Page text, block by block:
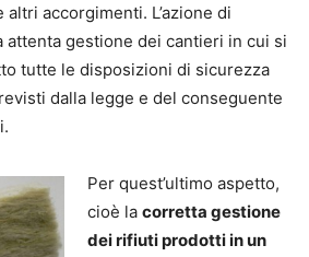
accorgimenti. L’azione di
attenta gestione dei cantieri in cui si
tutte le disposizioni di sicurezza
dalla legge e del conseguente
Per quest’ultimo aspetto,
cioè la corretta gestione
dei rifiuti prodotti in un